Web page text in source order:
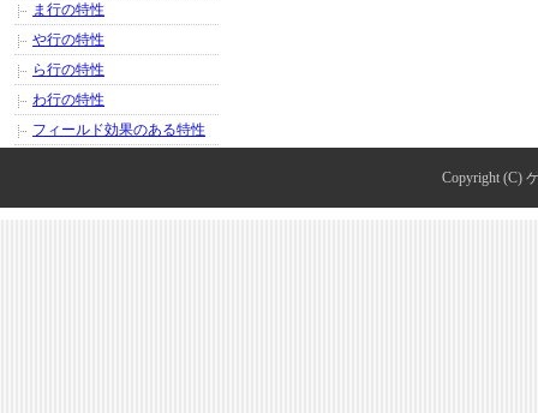
ま行の特性
や行の特性
ら行の特性
わ行の特性
フィールド効果のある特性
Copyright (C)